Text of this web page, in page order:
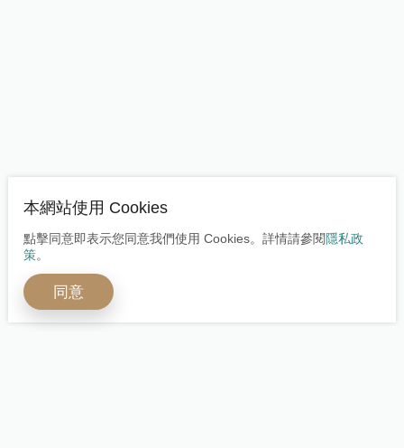
本網站使用 Cookies
點擊同意即表示您同意我們使用 Cookies。詳情請參閱隱私政
策。
同意